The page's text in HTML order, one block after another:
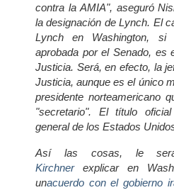
contra la AMIA", aseguró
la designación de Lynch. El
Lynch en Washington, si
aprobada por el Senado, es
Justicia. Será, en efecto, la
Justicia, aunque es el único
presidente norteamericano
"secretario". El título
general de los Estados
Así las cosas, le
Kirchner
explicar en
unacuerdo con el gobierno